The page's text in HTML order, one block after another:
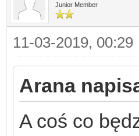
Junior Member
11-03-2019, 00:29
Arana
A coś co